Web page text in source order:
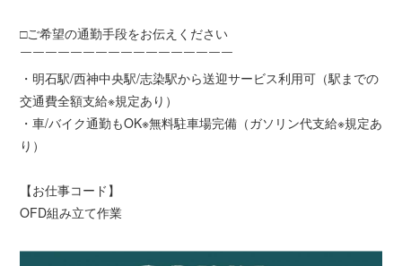
□ご希望の通勤手段をお伝えください
￣￣￣￣￣￣￣￣￣￣￣￣￣￣￣￣￣
・明石駅/西神中央駅/志染駅から送迎サービス利用可（駅までの
交通費全額支給※規定あり）
・車/バイク通勤もOK※無料駐車場完備（ガソリン代支給※規定あ
り）
【お仕事コード】
OFD組み立て作業